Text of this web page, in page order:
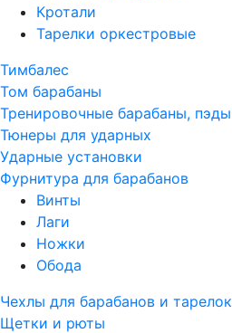
Кротали
Тарелки оркестровые
Тимбалес
Том барабаны
Тренировочные барабаны, пэды
Тюнеры для ударных
Ударные установки
Фурнитура для барабанов
Винты
Лаги
Ножки
Обода
Чехлы для барабанов и тарелок
Щетки и рюты